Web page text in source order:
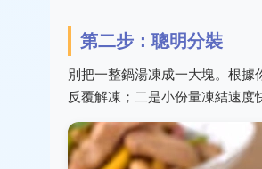
第二步：聰明分裝
別把一整鍋湯凍成一大塊。根
反覆解凍；二是小份量凍結速度